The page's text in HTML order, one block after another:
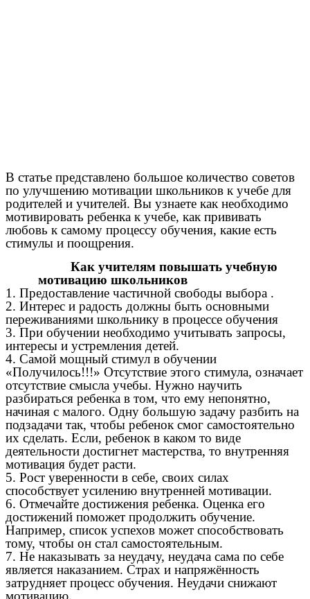
В статье представлено большое количество советов
по улучшению мотивации школьников к учебе для
родителей и учителей. Вы узнаете как необходимо
мотивировать ребенка к учебе, как прививать
любовь к самому процессу обучения, какие есть
стимулы и поощрения.
Как учителям повышать учебную
мотивацию школьников
1. Предоставление частичной свободы выбора .
2. Интерес и радость должны быть основными
переживаниями школьнику в процессе обучения
3. При обучении необходимо учитывать запросы,
интересы и устремления детей.
4. Самой мощный стимул в обучении
«Получилось!!!» Отсутствие этого стимула, означает
отсутствие смысла учебы. Нужно научить
разбираться ребенка в том, что ему непонятно,
начиная с малого. Одну большую задачу разбить на
подзадачи так, чтобы ребенок смог самостоятельно
их сделать. Если, ребенок в каком то виде
деятельности достигнет мастерства, то внутренняя
мотивация будет расти.
5. Рост уверенности в себе, своих силах
способствует усилению внутренней мотивации.
6. Отмечайте достижения ребенка. Оценка его
достижений поможет продолжить обучение.
Например, список успехов может способствовать
тому, чтобы он стал самостоятельным.
7. Не наказывать за неудачу, неудача сама по себе
является наказанием. Страх и напряжённость
затрудняет процесс обучения. Неудачи снижают
мотивацию.